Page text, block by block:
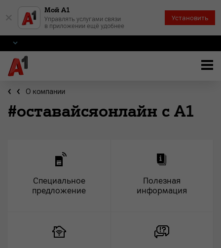
Мой А1
Управлять услугами связи
в приложении ещё удобнее
Установить
О компании
#оставайсяонлайн с А1
Специальное
предложение
Полезная
информация